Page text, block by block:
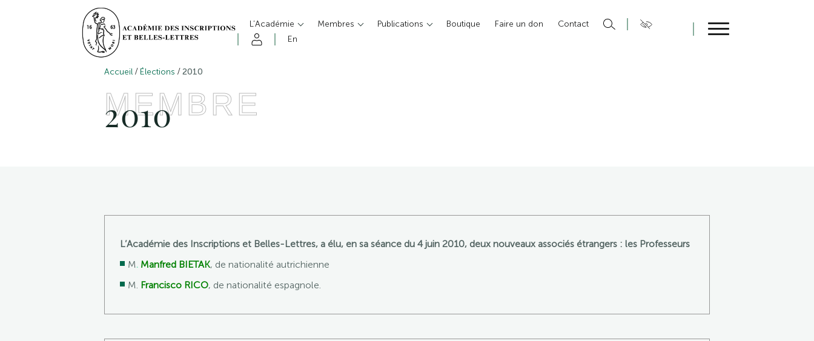
L’Académie Membres Publications Boutique Faire un don
Contact
En
Accueil / Élections /2010
MEMBRE
2010
L’Académie des Inscriptions et Belles-Lettres, a élu, en sa séance du 4 juin 2010, deux nouveaux associés étrangers : les Professeurs
M. Manfred BIETAK, de nationalité autrichienne
M. Francisco RICO, de nationalité espagnole.